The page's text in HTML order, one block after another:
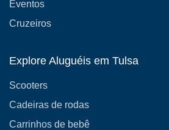
Eventos
Cruzeiros
Explore Aluguéis em Tulsa
Scooters
Cadeiras de rodas
Carrinhos de bebê